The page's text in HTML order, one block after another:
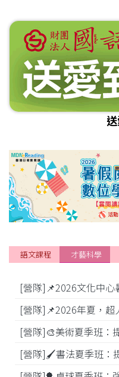
[營隊]📌2026文化中心
[營隊]🎨美術夏季班：
語文課程 才藝科學